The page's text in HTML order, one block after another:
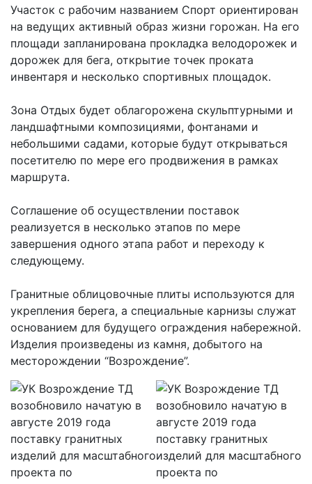
Участок с рабочим названием Спорт ориентирован
на ведущих активный образ жизни горожан. На его
площади запланирована прокладка велодорожек и
дорожек для бега, открытие точек проката
инвентаря и несколько спортивных площадок.
Зона Отдых будет облагорожена скульптурными и
ландшафтными композициями, фонтанами и
небольшими садами, которые будут открываться
посетителю по мере его продвижения в рамках
маршрута.
Соглашение об осуществлении поставок
реализуется в несколько этапов по мере
завершения одного этапа работ и переходу к
следующему.
Гранитные облицовочные плиты используются для
укрепления берега, а специальные карнизы служат
основанием для будущего ограждения набережной.
Изделия произведены из камня, добытого на
месторождении “Возрождение”.